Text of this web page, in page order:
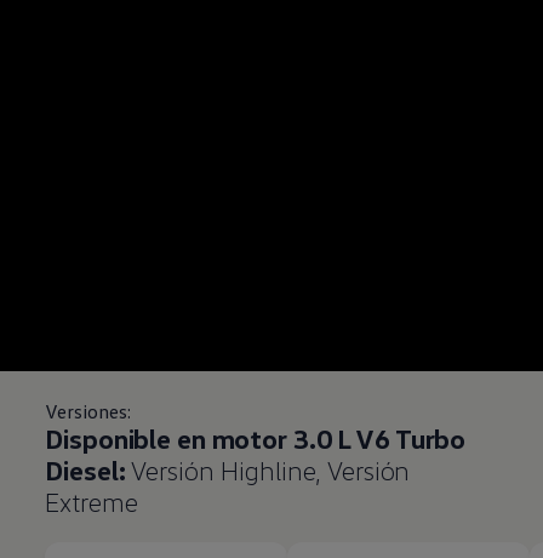
Versiones:
Disponible en motor 3.0 L V6 Turbo
Diesel:Versión Highline, Versión
Extreme